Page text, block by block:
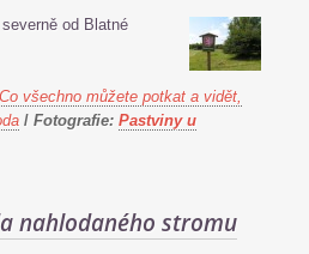
od Blatné
Co všechno můžete potkat a vidět,
/ Fotografie: Pastviny u
nahlodaného stromu